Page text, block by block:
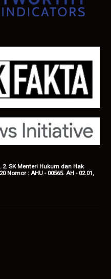
SK Menteri Hukum dan Hak
Nomor : AHU - 00565. AH - 02.01,